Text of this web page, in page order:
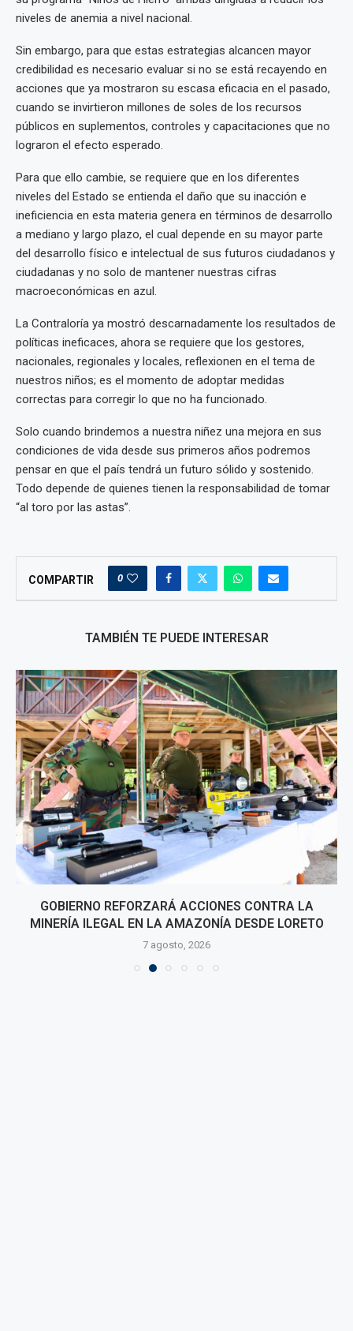
niveles de anemia a nivel nacional.
Sin embargo, para que estas estrategias alcancen mayor
credibilidad es necesario evaluar si no se está recayendo en
acciones que ya mostraron su escasa eficacia en el pasado,
cuando se invirtieron millones de soles de los recursos
públicos en suplementos, controles y capacitaciones que no
lograron el efecto esperado.
Para que ello cambie, se requiere que en los diferentes
niveles del Estado se entienda el daño que su inacción e
ineficiencia en esta materia genera en términos de desarrollo
a mediano y largo plazo, el cual depende en su mayor parte
del desarrollo físico e intelectual de sus futuros ciudadanos y
ciudadanas y no solo de mantener nuestras cifras
macroeconómicas en azul.
La Contraloría ya mostró descarnadamente los resultados de
políticas ineficaces, ahora se requiere que los gestores,
nacionales, regionales y locales, reflexionen en el tema de
nuestros niños; es el momento de adoptar medidas
correctas para corregir lo que no ha funcionado.
Solo cuando brindemos a nuestra niñez una mejora en sus
condiciones de vida desde sus primeros años podremos
pensar en que el país tendrá un futuro sólido y sostenido.
Todo depende de quienes tienen la responsabilidad de tomar
“al toro por las astas”.
COMPARTIR 0
TAMBIÉN TE PUEDE INTERESAR
GOBIERNO REFORZARÁ ACCIONES CONTRA LA
MINERÍA ILEGAL EN LA AMAZONÍA DESDE LORETO
7 agosto, 2026